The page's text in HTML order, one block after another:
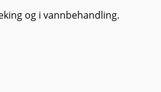
og i vannbehandling.